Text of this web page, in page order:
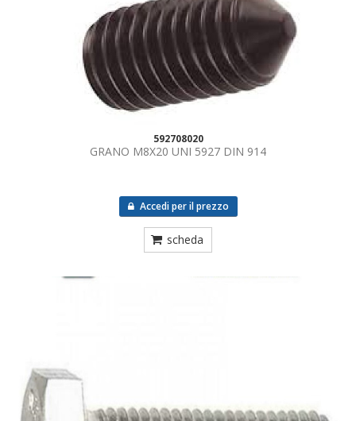
592708020
GRANO M8X20 UNI 5927 DIN 914
Accedi per il prezzo
scheda